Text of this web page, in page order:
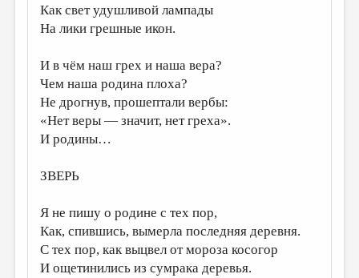
ЭССЕИСТИКА
КУЛЬТУРОВЕДЕНИЕ
ПУБЛИЦИСТИКА
РЕЦЕНЗИРОВАНИЕ
МЕДИА
ВКОНТАКТЕ
Как свет удушливой лампады
На лики грешные икон.
И в чём наш грех и наша вера?
Чем наша родина плоха?
Не дрогнув, прошептали вербы:
«Нет веры — значит, нет греха».
И родины…
ЗВЕРЬ
Я не пишу о родине с тех пор,
Как, спившись, вымерла последняя деревня.
С тех пор, как выцвел от мороза косогор
И ощетинились из сумрака деревья.